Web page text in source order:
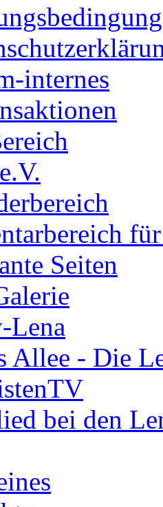
internes
Seiten
Lena
Allee - Die
bei den